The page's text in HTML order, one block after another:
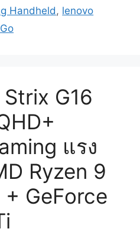
Handheld, lenovo
Strix G16
แรง
Ryzen 9
GeForce